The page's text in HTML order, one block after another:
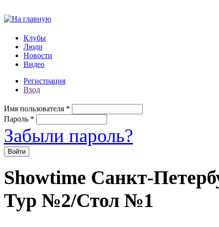
Клубы
Люди
Новости
Видео
Регистрация
Вход
Имя пользователя *
Пароль *
Забыли пароль?
Showtime Санкт-
Тур №2/Стол №1